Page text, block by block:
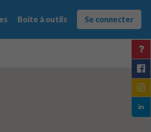
Boite à outils Se connecter